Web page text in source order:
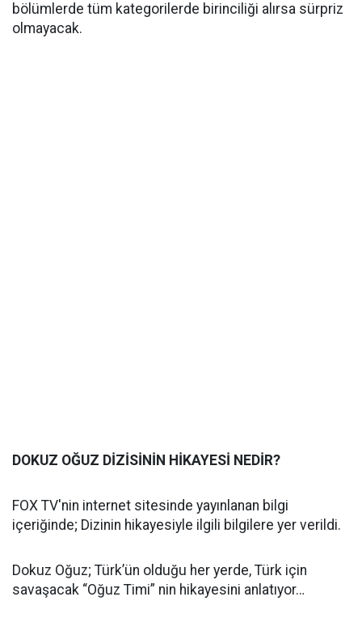
bölümlerde tüm kategorilerde birinciliği alırsa sürpriz
olmayacak.
DOKUZ OĞUZ DİZİSİNİN HİKAYESİ NEDİR?
FOX TV'nin internet sitesinde yayınlanan bilgi
içeriğinde; Dizinin hikayesiyle ilgili bilgilere yer verildi.
Dokuz Oğuz; Türk’ün olduğu her yerde, Türk için
savaşacak “Oğuz Timi” nin hikayesini anlatıyor…